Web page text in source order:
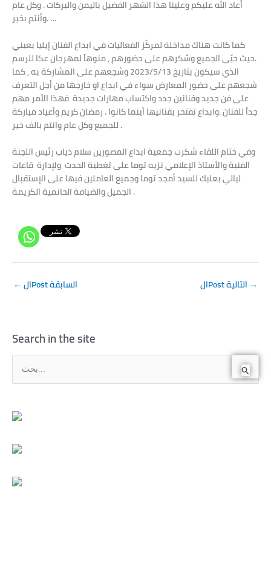
أعاد الله عليكم وعلينا هذا الشهر الفضيل باليمن والبركات . وكل عام
وأنتم بخير. …
كما كانت هناك مداخلة لمركّز الفعاليات في ابداع الفنان إيليا بعيني
.حيث حيّى الجميع وشكرهم على حضورهم , منوهاً لمهرجان عكا للرسم
الذي سيكون بتاريخ 2023/5/13 وشجعهم على المشاركة به , كما
شجعهم على حضور المعارض سواء في ابداع او خارجها من أجل التعرف
على فن جديد وفنانين جدد واكتساب مهارات جديدة فهذا الأمر مهم
جداً للفنان .وابداع تفتخر بفنانيها أينما كانوا . رمضان كريم وأعياد مباركة
للجميع وكل عام وانتم بالف خير .
وفي ختام اللقاء شكرت جمعية ابداع المصورين سلام ذياب رئيس اللجنة
الفنية والأستاذ الإعلامي نزيه توما على تغطية الحدث ولإدارة قاعات
ليالي بعلبك للسيد أمجد توما وجميع العاملين فيها على الإستقبال
الجميل والضيافة الحاتمية الكريمة .
← الPost السابقة →
Search in the site
ح
ع
: